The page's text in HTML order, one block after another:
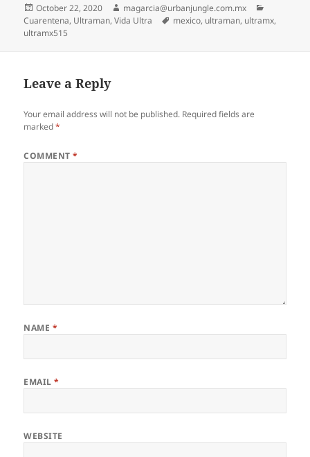
Posted
on
October 22, 2020 Author
magarcia@urbanjungle.com.mx
Cuarentena, Ultraman,Vida Ultra Tags
mexico, ultraman, ultramx,
ultramx515
Leave a Reply
Your email address will not be published. Required fields are
marked*
COMMENT*
NAME *
EMAIL*
WEBSITE